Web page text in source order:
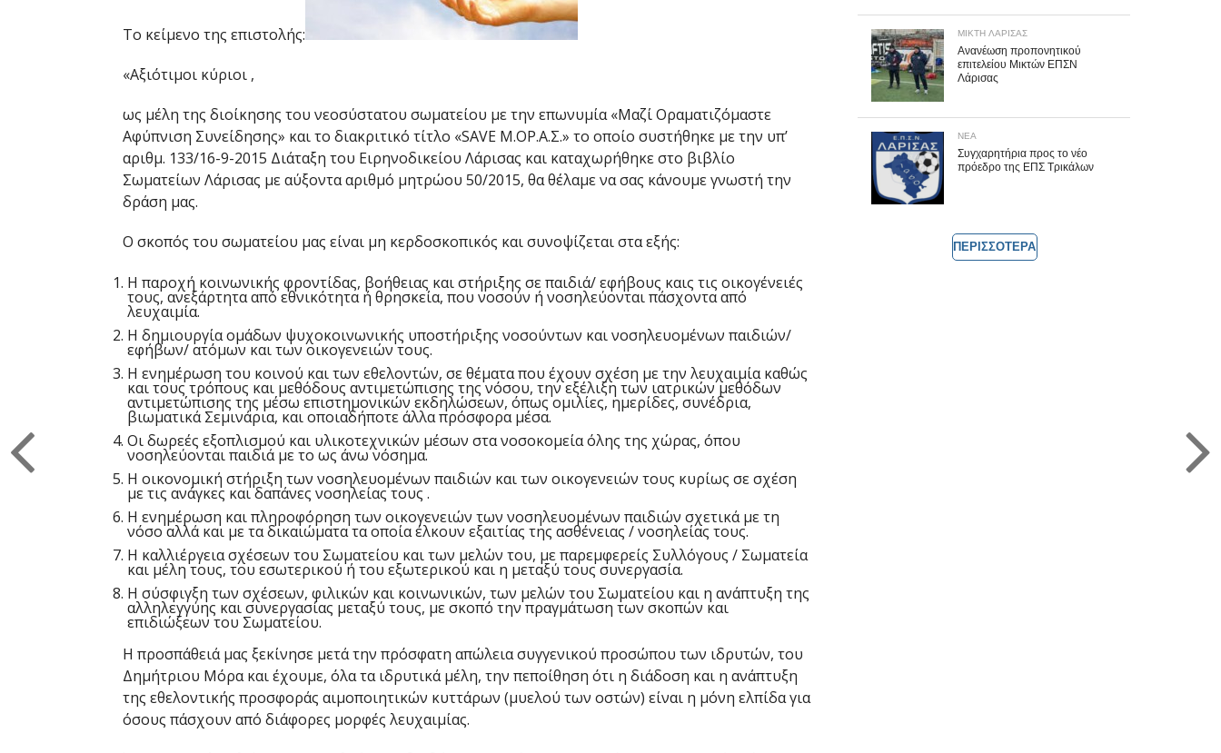
Το κείμενο της επιστολής:
«Αξιότιμοι κύριοι ,
ως μέλη της διοίκησης του νεοσύστατου σωματείου με την επωνυμία «Μαζί Οραματιζόμαστε
Αφύπνιση Συνείδησης» και το διακριτικό τίτλο «SAVE Μ.ΟΡ.Α.Σ.» το οποίο συστήθηκε με την υπ’
αριθμ. 133/16-9-2015 Διάταξη του Ειρηνοδικείου Λάρισας και καταχωρήθηκε στο βιβλίο
Σωματείων Λάρισας με αύξοντα αριθμό μητρώου 50/2015, θα θέλαμε να σας κάνουμε γνωστή την
δράση μας.
Ο σκοπός του σωματείου μας είναι μη κερδοσκοπικός και συνοψίζεται στα εξής:
Η παροχή κοινωνικής φροντίδας, βοήθειας και στήριξης σε παιδιά/ εφήβους καις τις οικογένειές
τους, ανεξάρτητα από εθνικότητα ή θρησκεία, που νοσούν ή νοσηλεύονται πάσχοντα από
λευχαιμία.
Η δημιουργία ομάδων ψυχοκοινωνικής υποστήριξης νοσούντων και νοσηλευομένων παιδιών/
εφήβων/ ατόμων και των οικογενειών τους.
Η ενημέρωση του κοινού και των εθελοντών, σε θέματα που έχουν σχέση με την λευχαιμία καθώς
και τους τρόπους και μεθόδους αντιμετώπισης της νόσου, την εξέλιξη των ιατρικών μεθόδων
αντιμετώπισης της μέσω επιστημονικών εκδηλώσεων, όπως ομιλίες, ημερίδες, συνέδρια,
βιωματικά Σεμινάρια, και οποιαδήποτε άλλα πρόσφορα μέσα.
Οι δωρεές εξοπλισμού και υλικοτεχνικών μέσων στα νοσοκομεία όλης της χώρας, όπου
νοσηλεύονται παιδιά με το ως άνω νόσημα.
Η οικονομική στήριξη των νοσηλευομένων παιδιών και των οικογενειών τους κυρίως σε σχέση
με τις ανάγκες και δαπάνες νοσηλείας τους .
Η ενημέρωση και πληροφόρηση των οικογενειών των νοσηλευομένων παιδιών σχετικά με τη
νόσο αλλά και με τα δικαιώματα τα οποία έλκουν εξαιτίας της ασθένειας / νοσηλείας τους.
Η καλλιέργεια σχέσεων του Σωματείου και των μελών του, με παρεμφερείς Συλλόγους / Σωματεία
και μέλη τους, του εσωτερικού ή του εξωτερικού και η μεταξύ τους συνεργασία.
Η σύσφιγξη των σχέσεων, φιλικών και κοινωνικών, των μελών του Σωματείου και η ανάπτυξη της
αλληλεγγύης και συνεργασίας μεταξύ τους, με σκοπό την πραγμάτωση των σκοπών και
επιδιώξεων του Σωματείου.
Η προσπάθειά μας ξεκίνησε μετά την πρόσφατη απώλεια συγγενικού προσώπου των ιδρυτών, του
Δημήτριου Μόρα και έχουμε, όλα τα ιδρυτικά μέλη, την πεποίθηση ότι η διάδοση και η ανάπτυξη
της εθελοντικής προσφοράς αιμοποιητικών κυττάρων (μυελού των οστών) είναι η μόνη ελπίδα για
όσους πάσχουν από διάφορες μορφές λευχαιμίας.
ΜΙΚΤΗ ΛΑΡΙΣΑΣ
Ανανέωση προπονητικού
επιτελείου Μικτών ΕΠΣΝ
Λάρισας
ΝΕΑ
Συγχαρητήρια προς το νέο
πρόεδρο της ΕΠΣ Τρικάλων
ΠΕΡΙΣΣΟΤΕΡΑ